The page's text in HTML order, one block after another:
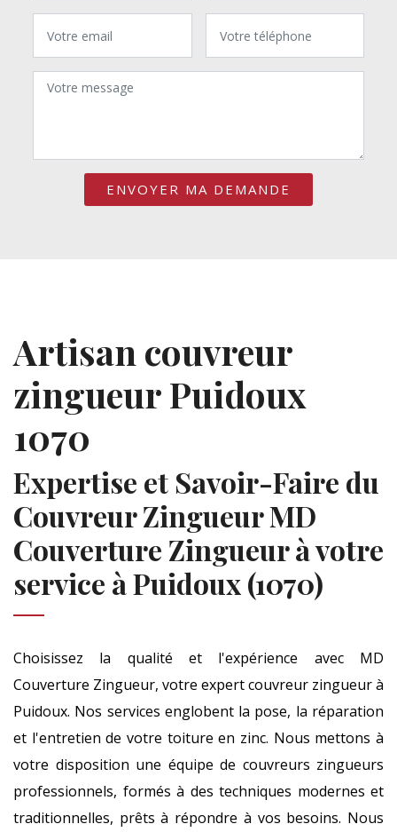
Artisan couvreur
zingueur Puidoux
1070
Expertise et Savoir-Faire du
Couvreur Zingueur MD
Couverture Zingueur à votre
service à Puidoux (1070)
Choisissez la qualité et l'expérience avec MD
Couverture Zingueur, votre expert couvreur zingueur à
Puidoux. Nos services englobent la pose, la réparation
et l'entretien de votre toiture en zinc. Nous mettons à
votre disposition une équipe de couvreurs zingueurs
professionnels, formés à des techniques modernes et
traditionnelles, prêts à répondre à vos besoins. Nous